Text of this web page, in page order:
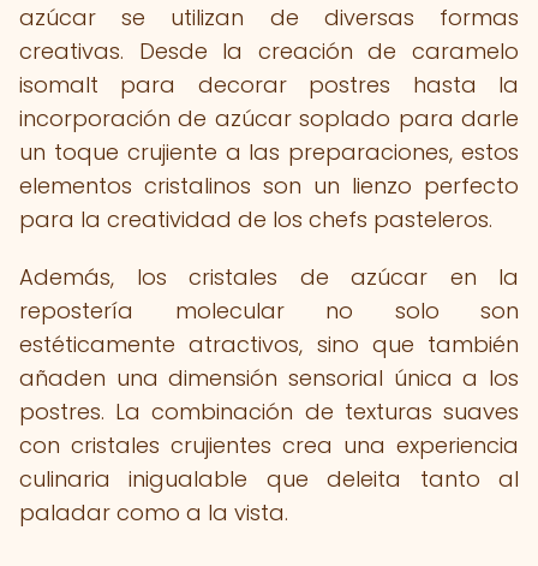
azúcar se utilizan de diversas formas
creativas. Desde la creación de caramelo
isomalt para decorar postres hasta la
incorporación de azúcar soplado para darle
un toque crujiente a las preparaciones, estos
elementos cristalinos son un lienzo perfecto
para la creatividad de los chefs pasteleros.
Además, los cristales de azúcar en la
repostería molecular no solo son
estéticamente atractivos, sino que también
añaden una dimensión sensorial única a los
postres. La combinación de texturas suaves
con cristales crujientes crea una experiencia
culinaria inigualable que deleita tanto al
paladar como a la vista.